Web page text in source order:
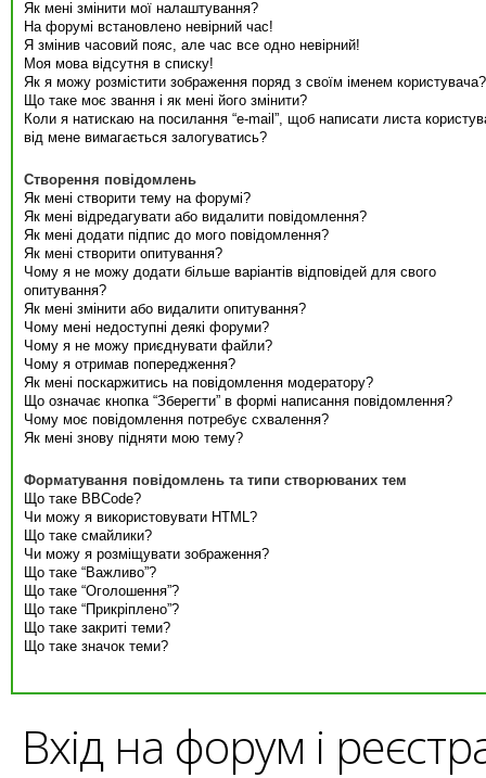
Як мені змінити мої налаштування?
На форумі встановлено невірний час!
Я змінив часовий пояс, але час все одно невірний!
Моя мова відсутня в списку!
Як я можу розмістити зображення поряд з своїм іменем користувача?
Що таке моє звання і як мені його змінити?
Коли я натискаю на посилання “e-mail”, щоб написати листа
від мене вимагається залогуватись?
Створення повідомлень
Як мені створити тему на форумі?
Як мені відредагувати або видалити повідомлення?
Як мені додати підпис до мого повідомлення?
Як мені створити опитування?
Чому я не можу додати більше варіантів відповідей для свого
опитування?
Як мені змінити або видалити опитування?
Чому мені недоступні деякі форуми?
Чому я не можу приєднувати файли?
Чому я отримав попередження?
Як мені поскаржитись на повідомлення модератору?
Що означає кнопка “Зберегти” в формі написання повідомлення?
Чому моє повідомлення потребує схвалення?
Як мені знову підняти мою тему?
Форматування повідомлень та типи створюваних тем
Що таке BBCode?
Чи можу я використовувати HTML?
Що таке смайлики?
Чи можу я розміщувати зображення?
Що таке “Важливо”?
Що таке “Оголошення”?
Що таке “Прикріплено”?
Що таке закриті теми?
Що таке значок теми?
Вхід на форум і